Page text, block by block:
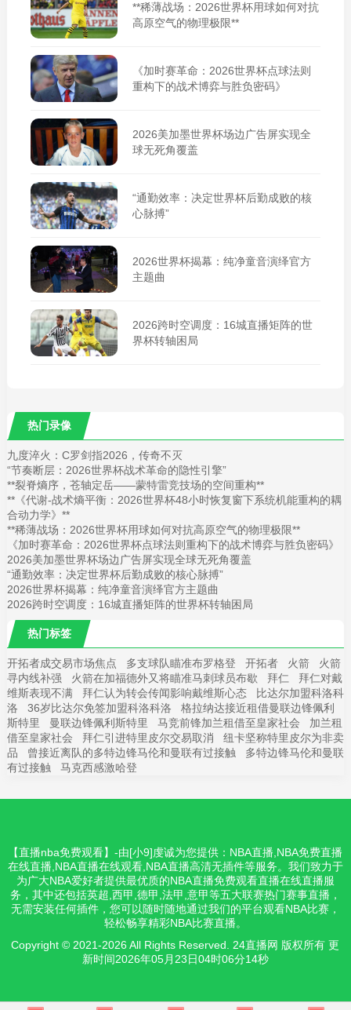
**稀薄战场：2026世界杯用球如何对抗
高原空气的物理极限**
《加时赛革命：2026世界杯点球法则
重构下的战术博弈与胜负密码》
2026美加墨世界杯场边广告屏实现全
球无死角覆盖
“通勤效率：决定世界杯后勤成败的核
心脉搏”
2026世界杯揭幕：纯净童音演绎官方
主题曲
2026跨时空调度：16城直播矩阵的世
界杯转轴困局
热门录像
九度淬火：C罗剑指2026，传奇不灭
“节奏断层：2026世界杯战术革命的隐性引擎”
**裂脊熵序，苍轴定岳——蒙特雷竞技场的空间重构**
**《代谢-战术熵平衡：2026世界杯48小时恢复窗下系统机能重构的耦
合动力学》**
**稀薄战场：2026世界杯用球如何对抗高原空气的物理极限**
《加时赛革命：2026世界杯点球法则重构下的战术博弈与胜负密码》
2026美加墨世界杯场边广告屏实现全球无死角覆盖
“通勤效率：决定世界杯后勤成败的核心脉搏”
2026世界杯揭幕：纯净童音演绎官方主题曲
2026跨时空调度：16城直播矩阵的世界杯转轴困局
热门标签
开拓者成交易市场焦点 多支球队瞄准布罗格登 开拓者 火箭
火箭
寻内线补强
火箭在加福德外又将瞄准马刺球员布歇 拜仁
拜仁对戴
维斯表现不满
拜仁认为转会传闻影响戴维斯心态
比达尔加盟科洛科
洛
36岁比达尔免签加盟科洛科洛
格拉纳达接近租借曼联边锋佩利
斯特里
曼联边锋佩利斯特里 马竞前锋加兰租借至皇家社会
加兰租
借至皇家社会
拜仁引进特里皮尔交易取消
纽卡坚称特里皮尔为非卖
品
曾接近离队的多特边锋马伦和曼联有过接触
多特边锋马伦和曼联
有过接触
马克西感激哈登
【直播nba免费观看】-由[小9]虔诚为您提供：NBA直播,NBA免费直播
在线直播,NBA直播在线观看,NBA直播高清无插件等服务。我们致力于
为广大NBA爱好者提供最优质的NBA直播免费观看直播在线直播服
务，其中还包括英超,西甲,德甲,法甲,意甲等五大联赛热门赛事直播，
无需安装任何插件，您可以随时随地通过我们的平台观看NBA比赛，
轻松畅享精彩NBA比赛直播。
Copyright © 2021-2026 All Rights Reserved. 24直播网 版权所有 更
新时间2026年05月23日04时06分14秒